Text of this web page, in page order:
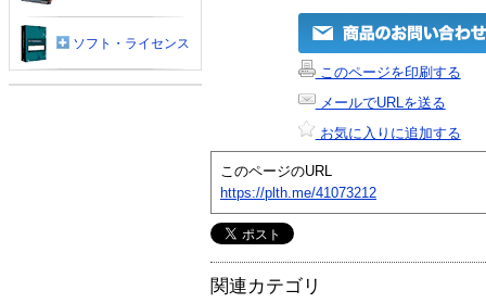
このページを印刷する
メールでURLを送る
お気に入りに追加する
このページのURL
https://plth.me/41073212
関連カテゴリ
ソフト・ライセンス